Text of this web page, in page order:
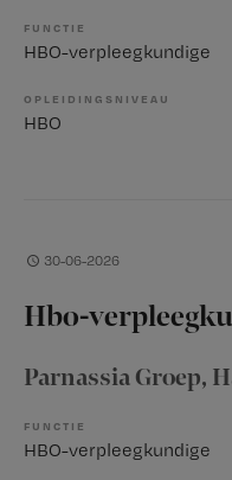
FUNCTIE
HBO-verpleegkundige
OPLEIDINGSNIVEAU
HBO
30-06-2026
Hbo-
Parnassia Groep,
FUNCTIE
HBO-verpleegkundige